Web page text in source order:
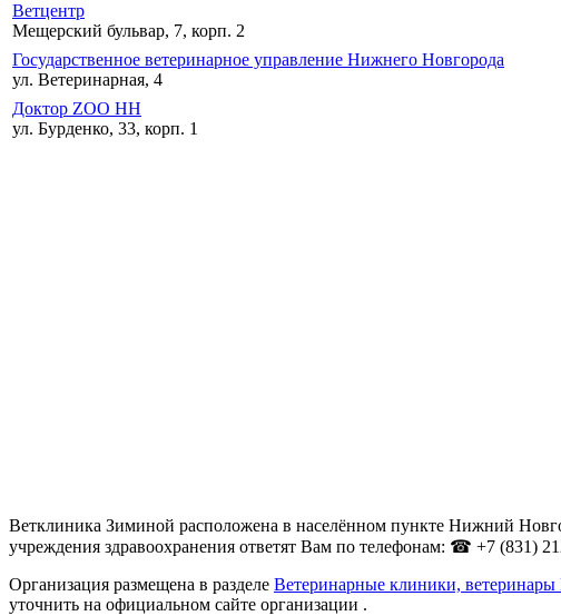
Ветцентр
Мещерский бульвар, 7, корп. 2
Государственное ветеринарное управление Нижнего Новгорода
ул. Ветеринарная, 4
Доктор ZOO НН
ул. Бурденко, 33, корп. 1
Ветклиника Зиминой расположена в населённом пункте Нижний
учреждения здравоохранения ответят Вам по телефонам: ☎ +7 (831)
Организация размещена в разделе Ветеринарные клиники,
уточнить на официальном сайте организации .